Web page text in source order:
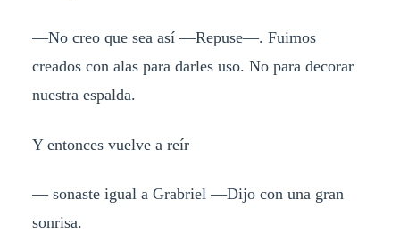
—No creo que sea así —Repuse—. Fuimos
creados con alas para darles uso. No para decorar
nuestra espalda.
Y entonces vuelve a reír
— sonaste igual a Grabriel —Dijo con una gran
sonrisa.